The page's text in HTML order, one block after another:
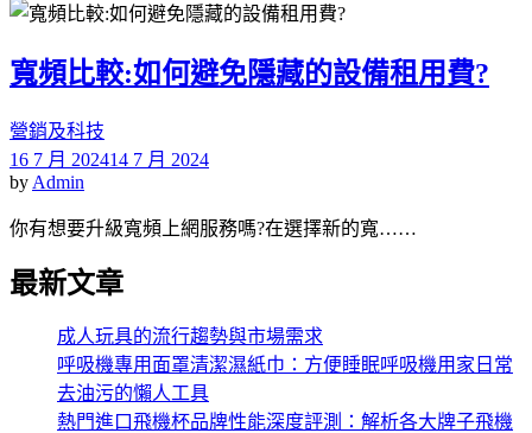
寬頻比較:如何避免隱藏的設備租用費?
營銷及科技
16 7 月 202414 7 月 2024
by Admin
你有想要升級寬頻上網服務嗎?在選擇新的寬……
最新文章
成人玩具的流行趨勢與市場需求
呼吸機專用面罩清潔濕紙巾：方便睡眠呼吸機用家日常
去油污的懶人工具
熱門進口飛機杯品牌性能深度評測：解析各大牌子飛機